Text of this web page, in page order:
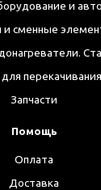
и
сменные
Запчасти
Помощь
Оплата
Доставка